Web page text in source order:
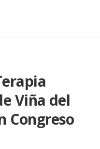
Viña del
Congreso